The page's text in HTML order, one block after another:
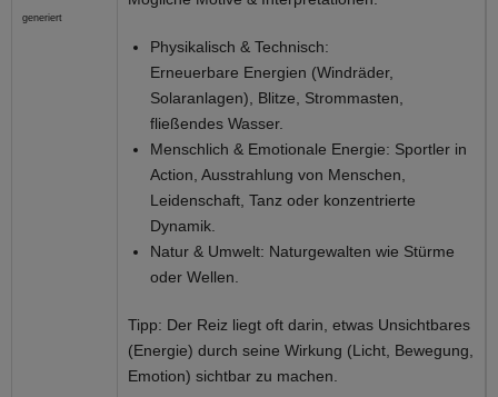
generiert
Physikalisch & Technisch:
Erneuerbare Energien (Windräder,
Solaranlagen), Blitze, Strommasten,
fließendes Wasser.
Menschlich & Emotionale Energie: Sportler in
Action, Ausstrahlung von Menschen,
Leidenschaft, Tanz oder konzentrierte
Dynamik.
Natur & Umwelt: Naturgewalten wie Stürme
oder Wellen.
Tipp: Der Reiz liegt oft darin, etwas Unsichtbares
(Energie) durch seine Wirkung (Licht, Bewegung,
Emotion) sichtbar zu machen.